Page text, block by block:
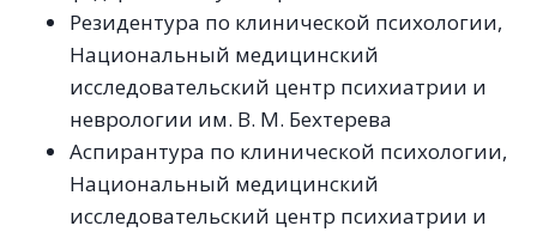
Резидентура по клинической психологии,
Национальный медицинский
исследовательский центр психиатрии и
неврологии им. В. М. Бехтерева
Аспирантура по клинической психологии,
Национальный медицинский
исследовательский центр психиатрии и